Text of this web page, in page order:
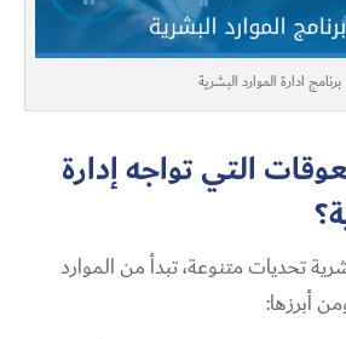
برنامج ادارة الموارد البشرية
التي تواجه إدارة
تحديات متنوعة، تبدأ من الموارد
أبرزها: